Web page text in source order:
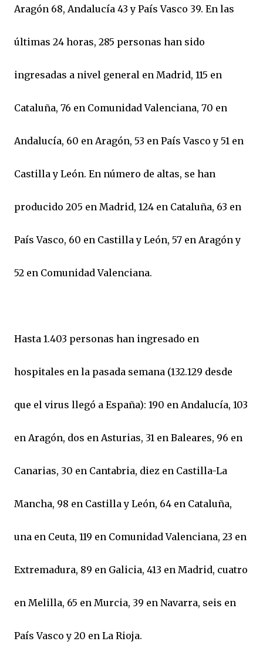
Aragón 68, Andalucía 43 y País Vasco 39. En las
últimas 24 horas, 285 personas han sido
ingresadas a nivel general en Madrid, 115 en
Cataluña, 76 en Comunidad Valenciana, 70 en
Andalucía, 60 en Aragón, 53 en País Vasco y 51 en
Castilla y León. En número de altas, se han
producido 205 en Madrid, 124 en Cataluña, 63 en
País Vasco, 60 en Castilla y León, 57 en Aragón y
52 en Comunidad Valenciana.
Hasta 1.403 personas han ingresado en
hospitales en la pasada semana (132.129 desde
que el virus llegó a España): 190 en Andalucía, 103
en Aragón, dos en Asturias, 31 en Baleares, 96 en
Canarias, 30 en Cantabria, diez en Castilla-La
Mancha, 98 en Castilla y León, 64 en Cataluña,
una en Ceuta, 119 en Comunidad Valenciana, 23 en
Extremadura, 89 en Galicia, 413 en Madrid, cuatro
en Melilla, 65 en Murcia, 39 en Navarra, seis en
País Vasco y 20 en La Rioja.